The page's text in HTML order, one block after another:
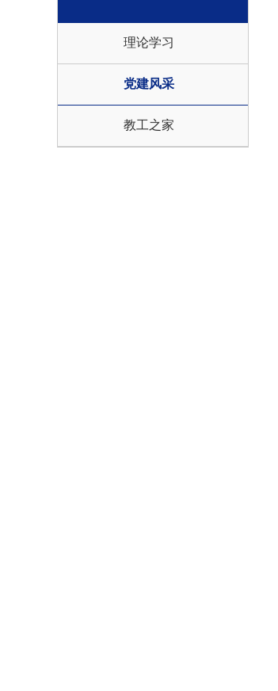
理论学习
党建风采
教工之家